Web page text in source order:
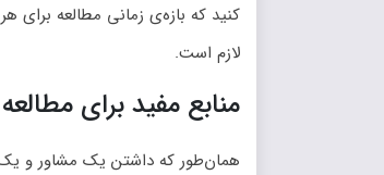
لازم است.
منابع مفید برای مطالعه
همان‌طور که داشتن یک مشاور و یک